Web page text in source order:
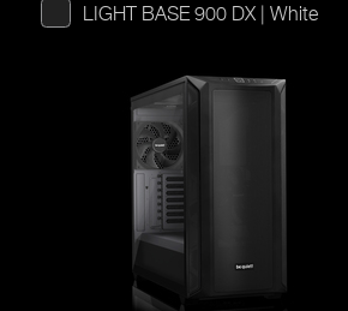
LIGHT BASE 900 DX | White